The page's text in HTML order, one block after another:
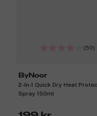
(50)
ByNoor
2-In-1 Quick Dry Heat
Spray 150ml